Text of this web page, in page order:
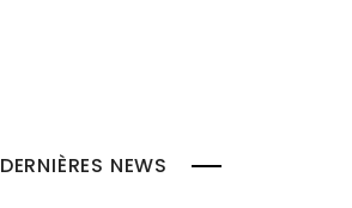
DERNIÈRES NEWS